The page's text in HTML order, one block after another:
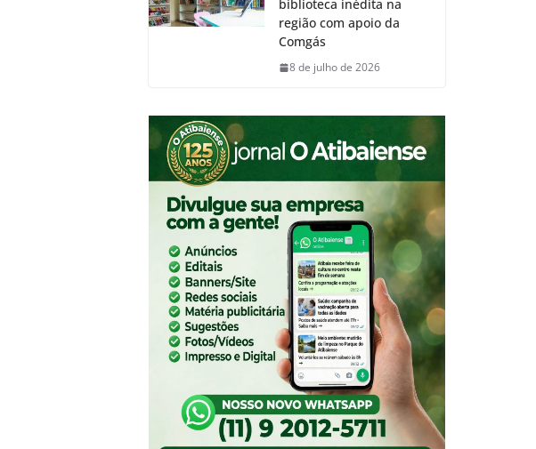
biblioteca inédita na
região com apoio da
Comgás
8 de julho de 2026